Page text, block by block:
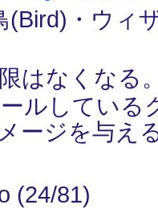
(Bird)・ウィ
はなくなる
ルしている
ージを与え
(24/81)